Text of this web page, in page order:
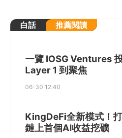
白話 推薦閱讀
一覽 IOSG Ventures
Layer 1 到聚焦
06-30 12:40
KingDeFi全新模式！
鏈上首個AI收益挖礦